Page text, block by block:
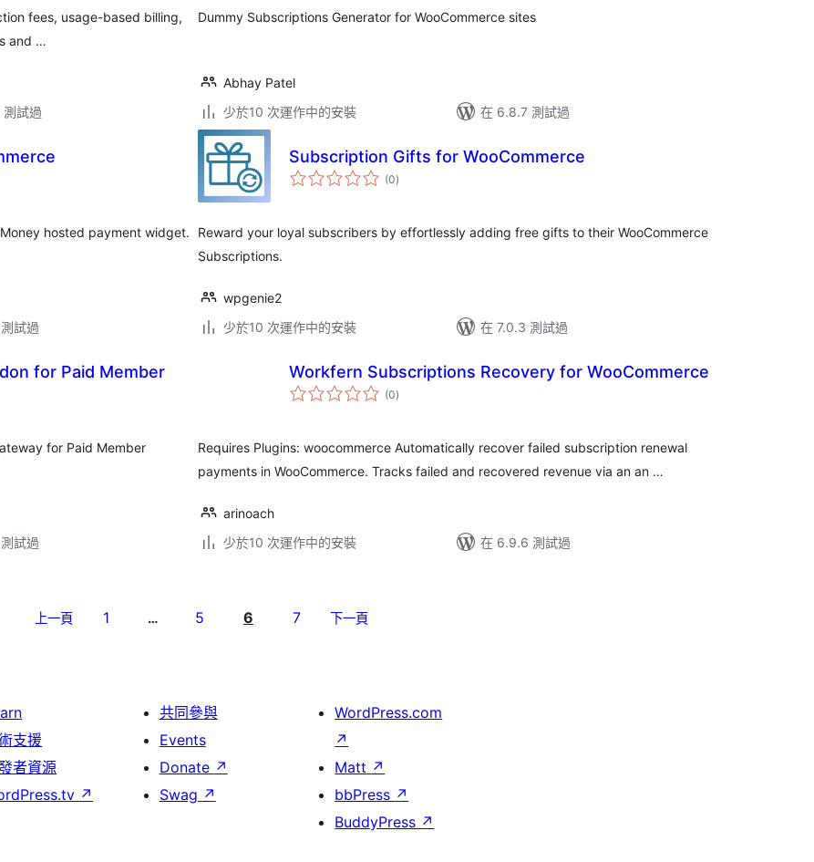
fees, usage-based billing,
and …
試過
Dummy Subscriptions Generator for WooCommerce sites
Abhay Patel
少於10 次運作中的安裝
在 6.8.7 測試過
hosted payment widget.
試過
Subscription Gifts for WooCommerce
(0總
評)
Reward your loyal subscribers by effortlessly adding free gifts to their WooCommerce
Subscriptions.
wpgenie2
少於10 次運作中的安裝
在 7.0.3 測試過
for Paid Member
for Paid Member
試過
Workfern Subscriptions Recovery for WooCommerce
(0總
評)
Requires Plugins: woocommerce Automatically recover failed subscription renewal
payments in WooCommerce. Tracks failed and recovered revenue via an an …
arinoach
少於10 次運作中的安裝
在 6.9.6 測試過
上一頁 1 … 5 6 7 下一頁
支援
者資源
↗
共同參與
Events
Donate ↗
Swag ↗
WordPress.com
↗
Matt ↗
bbPress ↗
BuddyPress ↗